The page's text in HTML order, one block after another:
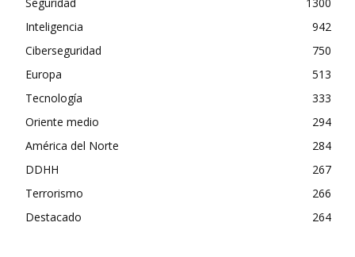
Inteligencia
942
Ciberseguridad
750
Europa
513
Tecnología
333
Oriente medio
294
América del Norte
284
DDHH
267
Terrorismo
266
Destacado
264